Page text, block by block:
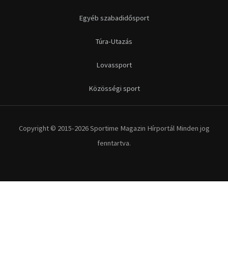
Egyéb szabadidősport
Túra-Utazás
Lovassport
Közösségi sport
Copyright © 2015-2026 Sportime Magazin Hírportál Minden jog
fenntartva.